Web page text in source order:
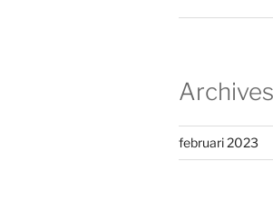
Archives
februari 2023